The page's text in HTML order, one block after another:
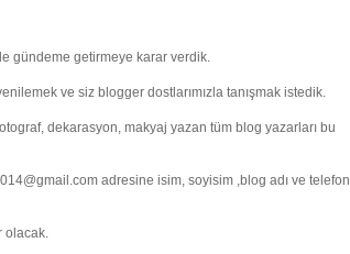
gündeme getirmeye karar verdik.
ve siz blogger dostlarımızla tanışmak istedik.
dekarasyon, makyaj yazan tüm blog yazarları bu
adresine isim, soyisim ,blog adı ve telefon
olacak.